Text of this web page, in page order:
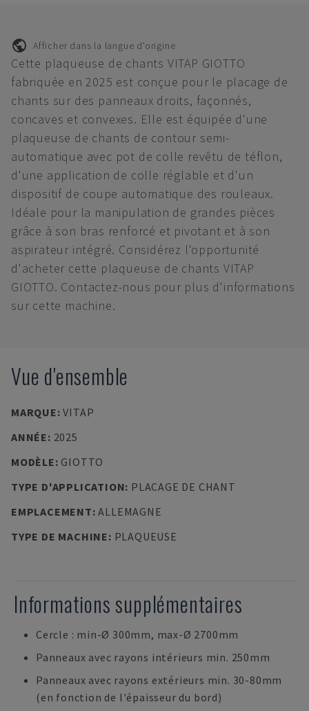
Afficher dans la langue d'origine
Cette plaqueuse de chants VITAP GIOTTO
fabriquée en 2025 est conçue pour le placage de
chants sur des panneaux droits, façonnés,
concaves et convexes. Elle est équipée d'une
plaqueuse de chants de contour semi-
automatique avec pot de colle revêtu de téflon,
d'une application de colle réglable et d'un
dispositif de coupe automatique des rouleaux.
Idéale pour la manipulation de grandes pièces
grâce à son bras renforcé et pivotant et à son
aspirateur intégré. Considérez l'opportunité
d'acheter cette plaqueuse de chants VITAP
GIOTTO. Contactez-nous pour plus d'informations
sur cette machine.
Vue d'ensemble
MARQUE:VITAP
ANNÉE: 2025
MODÈLE: GIOTTO
TYPE D'APPLICATION: PLACAGE DE CHANT
EMPLACEMENT:ALLEMAGNE
TYPE DE MACHINE: PLAQUEUSE
Informations supplémentaires
Cercle : min-Ø 300mm, max-Ø 2700mm
Panneaux avec rayons intérieurs min. 250mm
Panneaux avec rayons extérieurs min. 30-80mm
(en fonction de l'épaisseur du bord)